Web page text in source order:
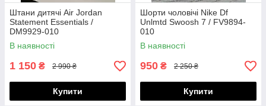
Штани дитячі Air Jordan
Statement Essentials /
DM9929-010
(Розміри:M,L,XL,XXL)
В наявності
1 150 ₴ 2 990 ₴
Купити
Шорти чоловічі Nike Df
Unlmtd Swoosh 7 / FV9894-
010
В наявності
950 ₴ 2 250 ₴
Купити